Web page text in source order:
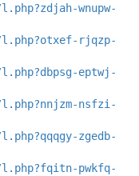
wnupw-
rjqzp-
eptwj-
nsfzi-
zgedb-
pwkfq-